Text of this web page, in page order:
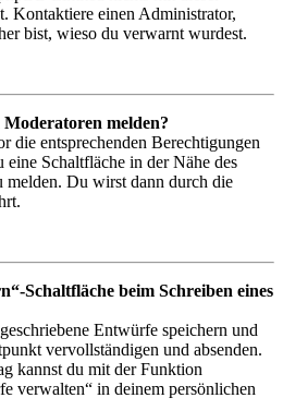
Kontaktiere einen Administrator,
bist, wieso du verwarnt wurdest.
melden?
die entsprechenden Berechtigungen
eine Schaltfläche in der Nähe des
melden. Du wirst dann durch die
Schaltfläche beim Schreiben eines
Entwürfe speichern und
vervollständigen und absenden.
kannst du mit der Funktion
verwalten“ in deinem persönlichen